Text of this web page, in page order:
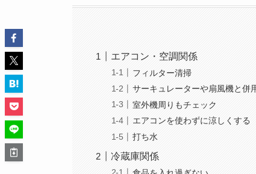
エアコン・空調関係
フィルター清掃
サーキュレーターや扇風機と併
室外機周りもチェック
エアコンを使わずに涼しくする
打ち水
冷蔵庫関係